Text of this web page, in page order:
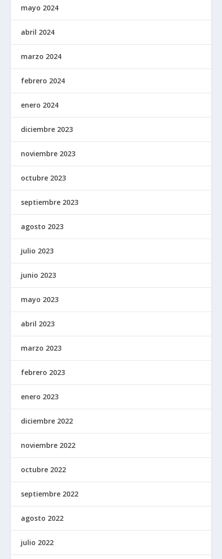
mayo 2024
abril 2024
marzo 2024
febrero 2024
enero 2024
diciembre 2023
noviembre 2023
octubre 2023
septiembre 2023
agosto 2023
julio 2023
junio 2023
mayo 2023
abril 2023
marzo 2023
febrero 2023
enero 2023
diciembre 2022
noviembre 2022
octubre 2022
septiembre 2022
agosto 2022
julio 2022